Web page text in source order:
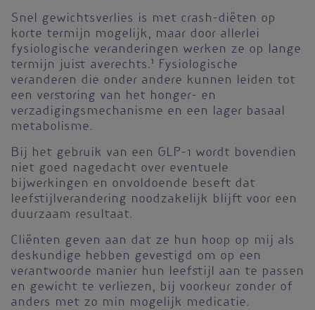
Snel gewichtsverlies is met crash-diëten op
korte termijn mogelijk, maar door allerlei
fysiologische veranderingen werken ze op lange
termijn juist averechts.1 Fysiologische
veranderen die onder andere kunnen leiden tot
een verstoring van het honger- en
verzadigingsmechanisme en een lager basaal
metabolisme.
Bij het gebruik van een GLP-1 wordt bovendien
niet goed nagedacht over eventuele
bijwerkingen en onvoldoende beseft dat
leefstijlverandering noodzakelijk blijft voor een
duurzaam resultaat.
Cliënten geven aan dat ze hun hoop op mij als
deskundige hebben gevestigd om op een
verantwoorde manier hun leefstijl aan te passen
en gewicht te verliezen, bij voorkeur zonder of
anders met zo min mogelijk medicatie.